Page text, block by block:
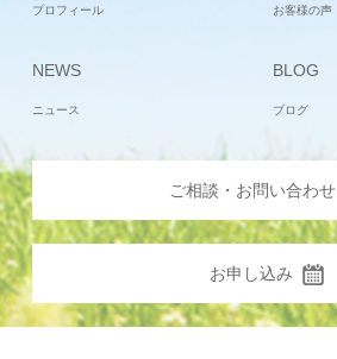
プロフィール お客様の声
NEWS
ニュース
BLOG
ブログ
ご相談・お問い合わせ
お申し込み